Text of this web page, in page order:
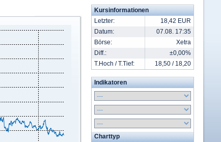
Kursinformationen
Letzter:
18,42 EUR
Datum:
07.08. 17:35
Börse:
Xetra
Diff.:
±0,00%
T.Hoch / T.Tief:
18,50 / 18,20
Indikatoren
Charttyp